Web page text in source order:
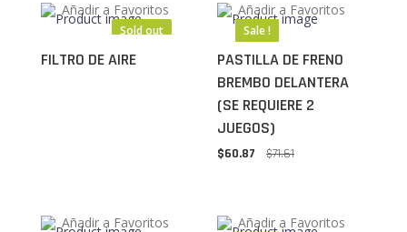
Añadir a Favoritos
Sold out
FILTRO DE AIRE
Sale !
Añadir a Favoritos
PASTILLA DE FRENO
BREMBO DELANTERA
(SE REQUIERE 2
JUEGOS)
$71.61
$60.87
Añadir a Favoritos Añadir a Favoritos